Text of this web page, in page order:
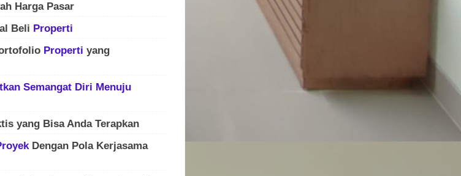
Harga Pasar
Beli Properti
Properti yang
Semangat Diri Menuju
yang Bisa Anda Terapkan
Dengan Pola Kerjasama